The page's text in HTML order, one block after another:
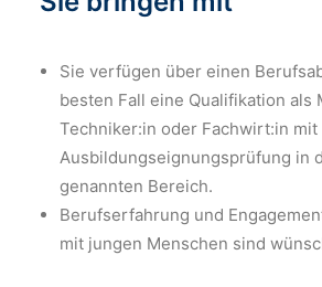
Sie verfügen über einen
besten Fall eine Qualifikation als
Techniker:in oder Fachwirt:in mit
Ausbildungseignungsprüfung in
genannten Bereich.
Berufserfahrung und
mit jungen Menschen sind